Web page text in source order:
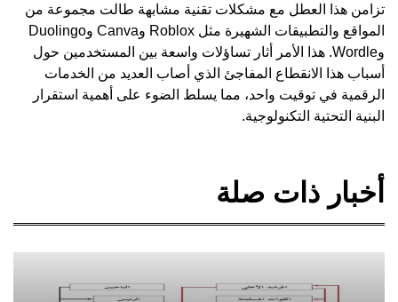
تزامن هذا العطل مع مشكلات تقنية مشابهة طالت مجموعة من
المواقع والتطبيقات الشهيرة مثل Roblox وCanva وDuolingo
وWordle. هذا الأمر أثار تساؤلات واسعة بين المستخدمين حول
أسباب هذا الانقطاع المفاجئ الذي أصاب العديد من الخدمات
الرقمية في توقيت واحد، مما يسلط الضوء على أهمية استقرار
البنية التحتية التكنولوجية.
أخبار ذات صلة